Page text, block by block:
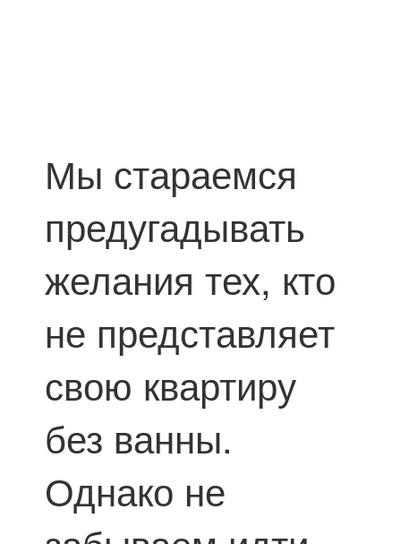
Мы стараемся
предугадывать
желания тех, кто
не представляет
свою квартиру
без ванны.
Однако не